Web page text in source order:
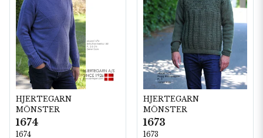
HJERTEGARN
MÖNSTER
1674
1674
HJERTEGARN
MÖNSTER
1673
1673